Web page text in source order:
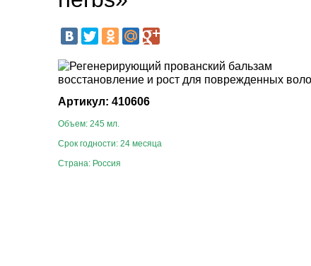
Артикул: 410606
Объем: 245 мл.
Срок годности: 24 месяца
Страна: Россия